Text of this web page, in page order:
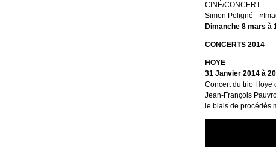
CINÉ/CONCERT
Simon Poligné -
Dimanche 8 mars à
CONCERTS 2014
HOYE
31 Janvier 2014 à
Concert du trio Hoye
Jean-François
le biais de procédés